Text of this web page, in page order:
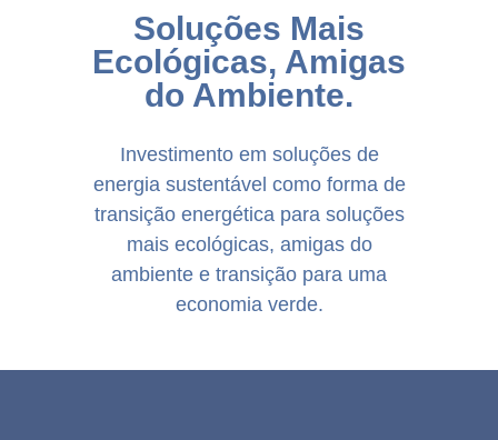
connosco para aderir
Soluções Mais
Ecológicas, Amigas
do Ambiente.
Investimento em soluções de
energia sustentável como forma de
transição energética para soluções
mais ecológicas, amigas do
ambiente e transição para uma
economia verde.